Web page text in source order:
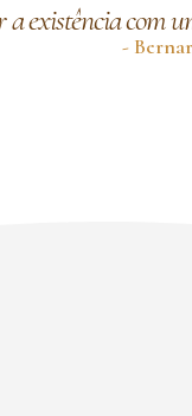
a existência
-
UM